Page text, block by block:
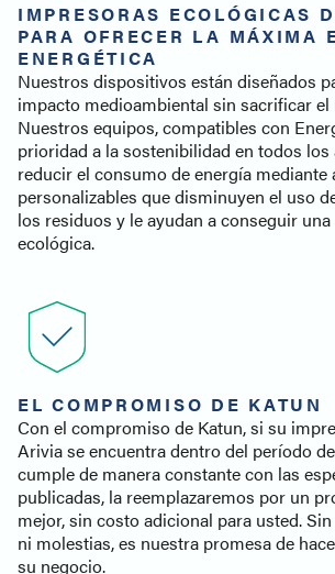
IMPRESORAS ECOLÓGICAS
PARA OFRECER LA MÁXIMA
ENERGÉTICA
Nuestros dispositivos están diseñados
impacto medioambiental sin sacrificar
Nuestros equipos, compatibles con
prioridad a la sostenibilidad en todos los
reducir el consumo de energía mediante
personalizables que disminuyen el uso
los residuos y le ayudan a conseguir
ecológica.
EL COMPROMISO DE KATUN
Con el compromiso de Katun, si su
Arivia se encuentra dentro del período
cumple de manera constante con las
publicadas, la reemplazaremos por un
mejor, sin costo adicional para usted.
ni molestias, es nuestra promesa de
su negocio.